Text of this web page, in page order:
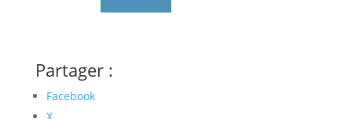
Partager :
Facebook